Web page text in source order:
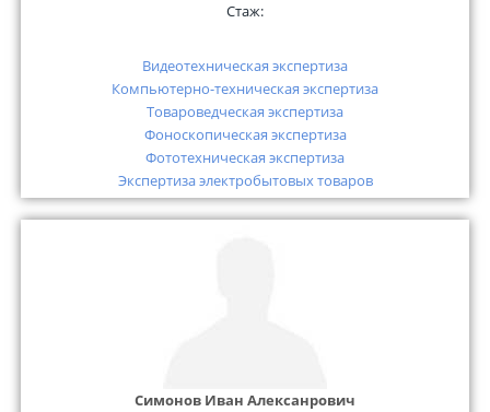
Стаж:
Видеотехническая экспертиза
Компьютерно-техническая экспертиза
Товароведческая экспертиза
Фоноскопическая экспертиза
Фототехническая экспертиза
Экспертиза электробытовых товаров
Симонов Иван Алексанрович